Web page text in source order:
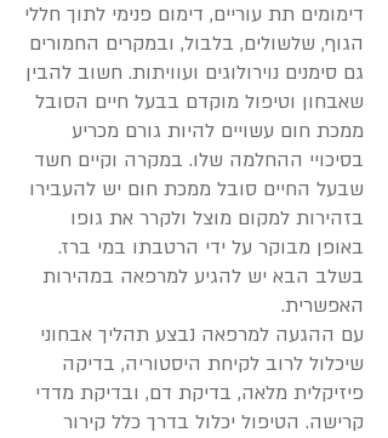
דימומים תת עוריים, דימום פנימי לתוך חללי
הגוף, שלשולים, בלבול, ובמקרים החמורים
גם סימנים נוירולוגים ועוויתות. חשוב להבין
שאבחון וטיפול מוקדם בבעל חיים הסובל
ממכת חום עשויים להיות גורם מכריע
בסיכויי ההחלמה שלו. במקרה וקיים חשד
שבעל החיים סובל ממכת חום יש להעבירו
בזהירות למקום מוצל ולקרר את גופו
באופן מבוקר על ידי הרטבתו במי ברז.
בשלב הבא יש להגיע למרפאה במהירות
האפשרית.
עם ההגעה למרפאה נבצע תהליך אבחוני
שיכלול לרוב לקיחת היסטוריה, בדיקה
פיזיקלית מלאה, בדיקת דם, ובדיקת מדדי
קרישה. הטיפול יכלול בדרך כלל קירור